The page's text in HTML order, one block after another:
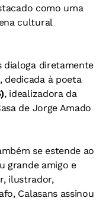
como uma
cultural
dialoga diretamente
dedicada à poeta
, idealizadora da
de Jorge Amado
se estende ao
grande amigo e
ilustrador,
Calasans assinou